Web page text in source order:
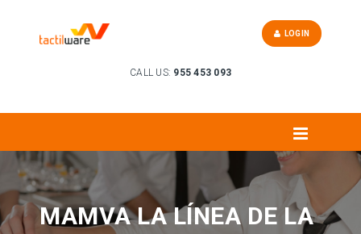
CALL US: 955 453 093
LOGIN
MAMVA LA LÍNEA DE LA